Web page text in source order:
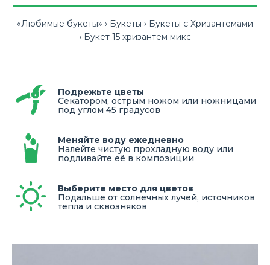
«Любимые букеты» Букеты
Букеты с Хризантемами
Букет 15 хризантем микс
Подрежьте цветы
Секатором, острым ножом или ножницами
под углом 45 градусов
Меняйте воду ежедневно
Налейте чистую прохладную воду или
подливайте её в композиции
Выберите место для цветов
Подальше от солнечных лучей, источников
тепла и сквозняков